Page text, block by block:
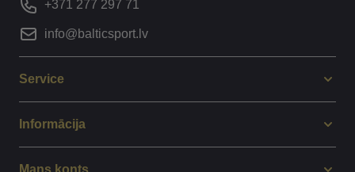
+371 277 297 71
info@balticsport.lv
Service
Informācija